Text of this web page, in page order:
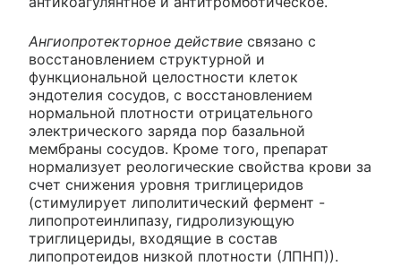
Ангиопротекторное действие связано с
восстановлением структурной и
функциональной целостности клеток
эндотелия сосудов, с восстановлением
нормальной плотности отрицательного
электрического заряда пор базальной
мембраны сосудов. Кроме того, препарат
нормализует реологические свойства крови за
счет снижения уровня триглицеридов
(стимулирует липолитический фермент -
липопротеинлипазу, гидролизующую
триглицериды, входящие в состав
липопротеидов низкой плотности (ЛПНП)).